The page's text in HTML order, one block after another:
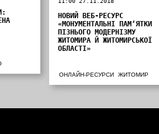
НОВИЙ ВЕБ-РЕСУРС
«МОНУМЕНТАЛЬНІ ПАМ‘ЯТКИ
ПІЗНЬОГО МОДЕРНІЗМУ
ЖИТОМИРА Й ЖИТОМИРСЬКОЇ
ОБЛАСТІ»
ОНЛАЙН-РЕСУРСИ ЖИТОМИР